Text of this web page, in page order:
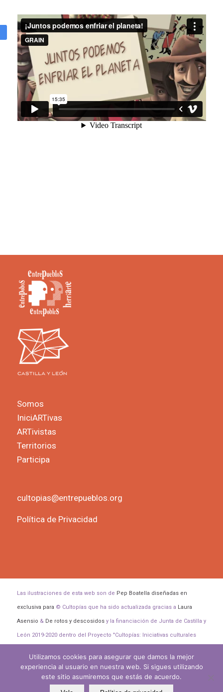
Somos
IniciARTivas
ARTivistas
Territorios
Participa
cultopias@entrepueblos.org
Política de Privacidad
Las ilustraciones de esta web son de Pep Boatella diseñadas en
exclusiva para © Cultopías que ha sido actualizada gracias a Laura
Asensio & De rotos y descosidosy la financiación de Junta de Castilla y
León 2019-2020 dentro del Proyecto "Cultopías: Iniciativas culturales
Utilizamos cookies para asegurar que damos la mejor
experiencia al usuario en nuestra web. Si sigues utilizando
este sitio asumiremos que estás de acuerdo.